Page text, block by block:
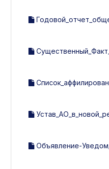
Объявление-